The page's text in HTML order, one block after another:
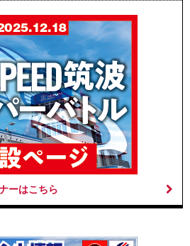
ーはこちら